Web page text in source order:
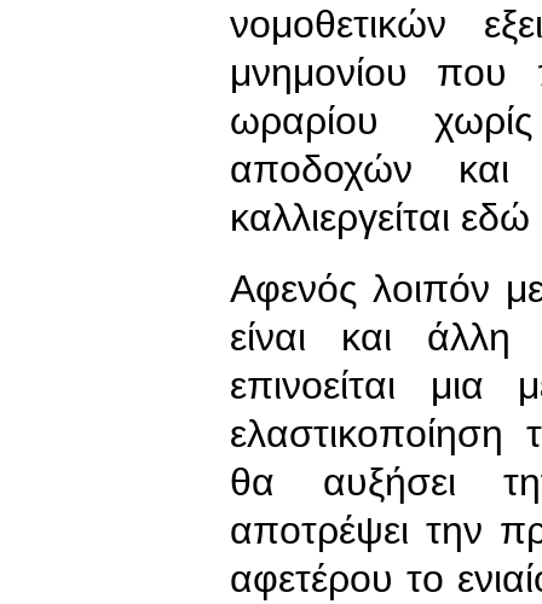
νομοθετικών
μνημονίου που
ωραρίου
αποδοχών και
καλλιεργείται
Αφενός λοιπόν
είναι και
επινοείται
θα αυξήσει
αποτρέψει την
αφετέρου το